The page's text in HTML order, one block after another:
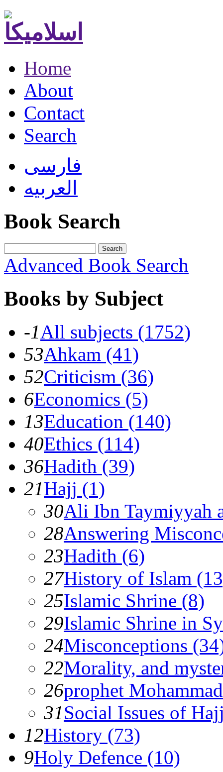
Home
About
Contact
Search
فارسی
العربیه
Book Search
Search
Advanced Book Search
Books by Subject
-1All subjects (1752)
53Ahkam (41)
52Criticism (36)
6Economics (5)
13Education (140)
40Ethics (114)
36Hadith (39)
21Hajj (1)
30Ali Ibn Taymiyyah
28Answering
23Hadith (6)
27History of Islam
25Islamic Shrine (8)
29Islamic Shrine in
24Misconceptions
22Morality, and
26prophet
31Social Issues of
12History (73)
9Holy Defence (10)